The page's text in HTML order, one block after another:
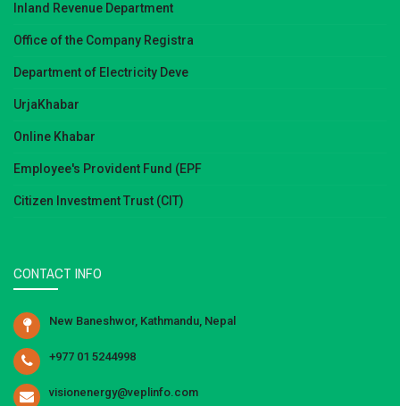
Inland Revenue Department
Office of the Company Registra
Department of Electricity Deve
UrjaKhabar
Online Khabar
Employee's Provident Fund (EPF
Citizen Investment Trust (CIT)
CONTACT INFO
New Baneshwor, Kathmandu, Nepal
+977 01 5244998
visionenergy@veplinfo.com